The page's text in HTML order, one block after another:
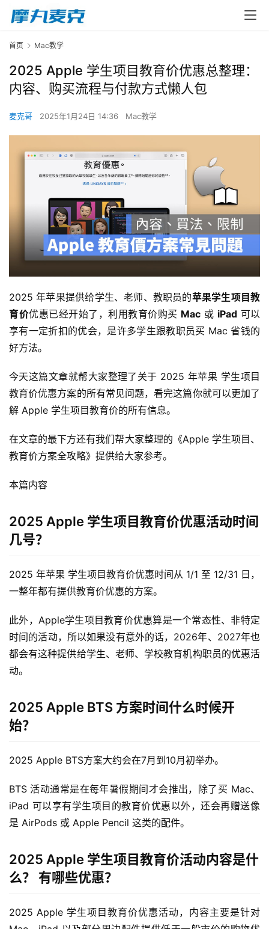
首页 Mac教学
2025 Apple 学生项目教育价优惠总整理：
内容、购买流程与付款方式懒人包
麦克哥 2025年1月24日 14:36 Mac教学
2025 年苹果提供给学生、老师、教职员的苹果学生项目教
育价优惠已经开始了，利用教育价购买 Mac 或 iPad 可以
享有一定折扣的优会，是许多学生跟教职员买 Mac 省钱的
好方法。
今天这篇文章就帮大家整理了关于 2025 年苹果 学生项目
教育价优惠方案的所有常见问题，看完这篇你就可以更加了
解 Apple 学生项目教育价的所有信息。
在文章的最下方还有我们帮大家整理的《Apple 学生项目、
教育价方案全攻略》提供给大家参考。
本篇内容
2025 Apple 学生项目教育价优惠活动时间
几号？
2025 年苹果 学生项目教育价优惠时间从 1/1 至 12/31 日，
一整年都有提供教育价优惠的方案。
此外，Apple学生项目教育价优惠算是一个常态性、非特定
时间的活动，所以如果没有意外的话，2026年、2027年也
都会有这种提供给学生、老师、学校教育机构职员的优惠活
动。
2025 Apple BTS 方案时间什么时候开
始？
2025 Apple BTS方案大约会在7月到10月初举办。
BTS 活动通常是在每年暑假期间才会推出，除了买 Mac、
iPad 可以享有学生项目的教育价优惠以外，还会再赠送像
是 AirPods 或 Apple Pencil 这类的配件。
2025 Apple 学生项目教育价活动内容是什
么？ 有哪些优惠？
2025 Apple 学生项目教育价优惠活动，内容主要是针对